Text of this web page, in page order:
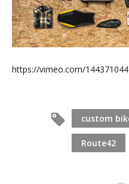
https://vimeo.com/144371044
custom
Route42